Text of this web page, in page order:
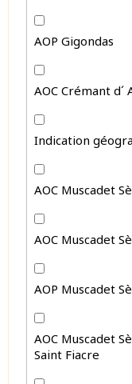
AOP Gigondas
AOC Crémant d´
Indication
AOC Muscadet
AOC Muscadet
AOP Muscadet
AOC Muscadet
Saint Fiacre